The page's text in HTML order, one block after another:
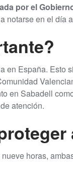
por el
notarse en el día
en España. Esto
en Sabadell
atención.
horas,